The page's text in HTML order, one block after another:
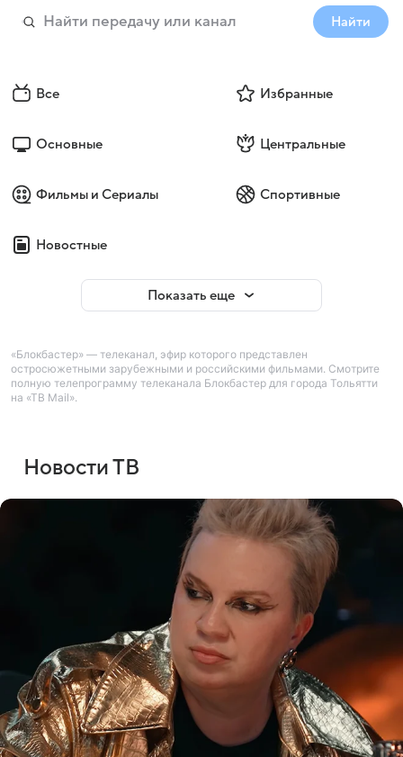
Найти
Все Избранные
Основные Центральные
Фильмы и Сериалы Спортивные
Новостные
Показать еще
«Блокбастер» — телеканал, эфир которого представлен
остросюжетными зарубежными и российскими фильмами. Смотрите
полную телепрограмму телеканала Блокбастер для города Тольятти
на «ТВ Mail».
Новости ТВ